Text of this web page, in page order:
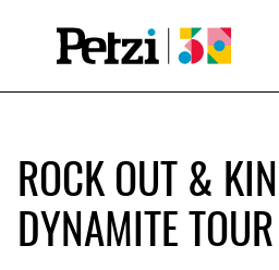
ROCK OUT &
DYNAMITE TOUR